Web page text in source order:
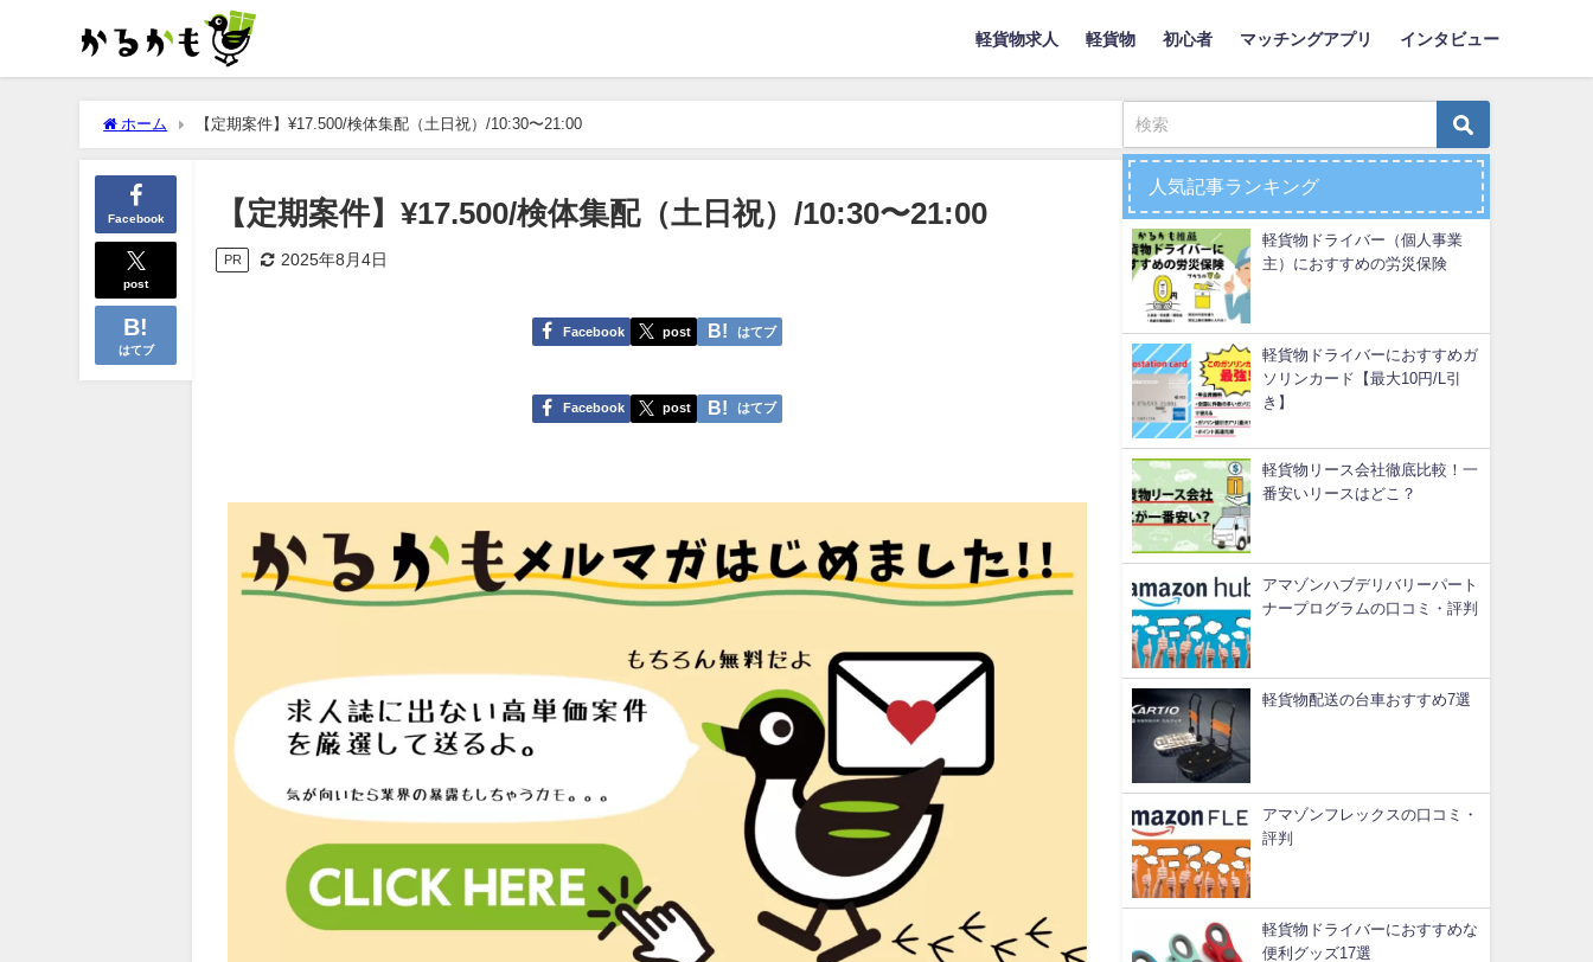
軽貨物求人 軽貨物 初心者 マッチングアプリ インタビュー
ホーム 【定期案件】¥17.500/検体集配（土日祝）/10:30〜21:00
Facebook
post
はてブ
【定期案件】¥17.500/検体集配（土日祝）/10:30〜21:00
PR 2025年8月4日
Facebook post はてブ
Facebook post はてブ
人気記事ランキング
軽貨物ドライバー（個人事業
主）におすすめの労災保険
軽貨物ドライバーにおすすめガ
ソリンカード【最大10円/L引
き】
軽貨物リース会社徹底比較！一
番安いリースはどこ？
アマゾンハブデリバリーパート
ナープログラムの口コミ・評判
軽貨物配送の台車おすすめ7選
アマゾンフレックスの口コミ・
評判
軽貨物ドライバーにおすすめな
便利グッズ17選